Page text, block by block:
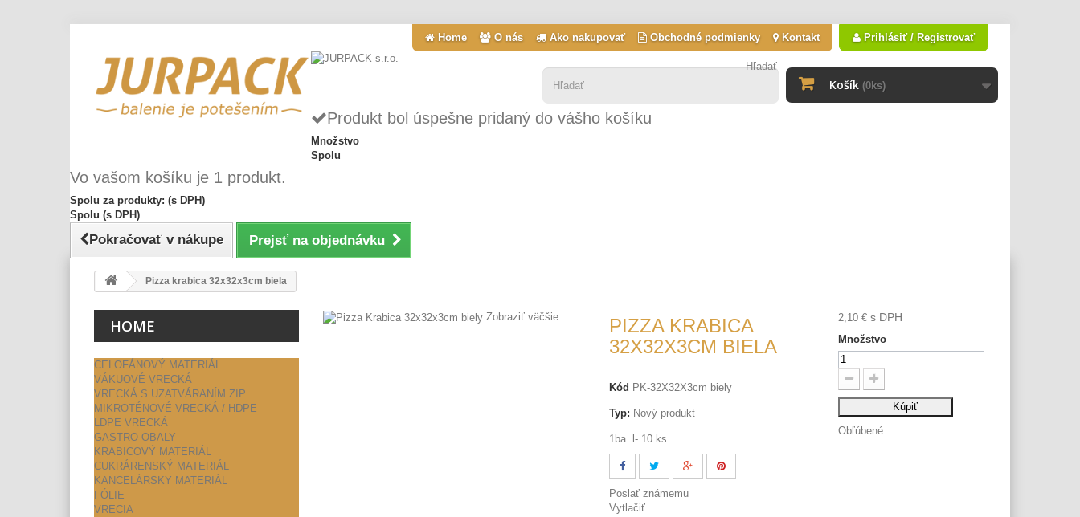
Prihlásiť / Registrovať
Home O nás Ako nakupovať Obchodné podmienky Kontakt
Hľadať
Košík (0ks)
Produkt bol úspešne pridaný do vášho košíku
Množstvo
Spolu
Vo vašom košíku je 1 produkt.
Spolu za produkty: (s DPH)
Spolu (s DPH)
Pokračovať v nákupe Prejsť na objednávku
Pizza krabica 32x32x3cm biela
HOME
CELOFÁNOVÝ MATERIÁL
VÁKUOVÉ VRECKÁ
VRECKÁ S UZATVÁRANÍM ZIP
MIKROTÉNOVÉ VRECKÁ / HDPE
LDPE VRECKÁ
GASTRO OBALY
KRABICOVÝ MATERIÁL
CUKRÁRENSKÝ MATERIÁL
KANCELÁRSKY MATERIÁL
FÓLIE
VRECIA
Zobraziť väčšie
PIZZA KRABICA
32X32X3CM BIELA
Kód PK-32X32X3cm biely
Typ: Nový produkt
1ba. l- 10 ks
Poslať známemu
Vytlačiť
2,10 € s DPH
Množstvo
Kúpiť
Obľúbené